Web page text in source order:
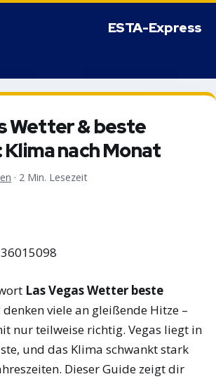
Wetter & beste
nach Monat
· 2 Min. Lesezeit
Las Vegas Wetter beste
denken viele an gleißende Hitze –
nur teilweise richtig. Vegas liegt in
und das Klima schwankt stark
Dieser Guide zeigt dir